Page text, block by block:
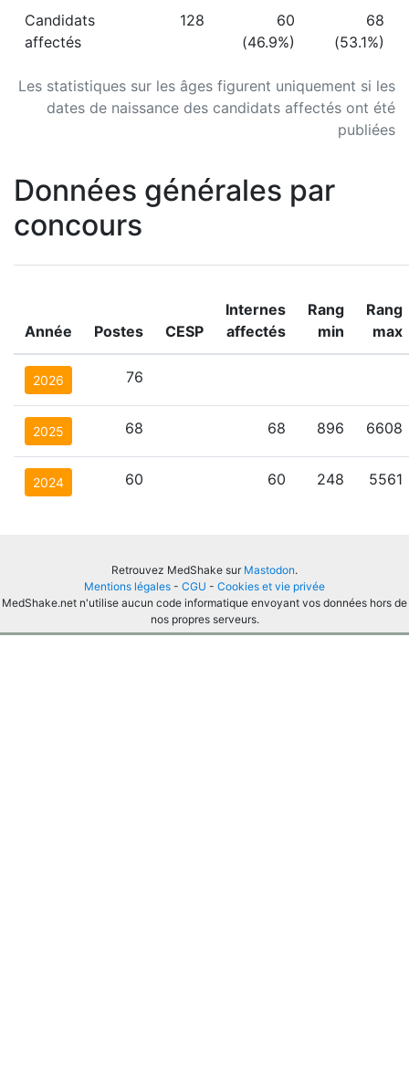
Les statistiques sur les âges figurent uniquement si les
dates de naissance des candidats affectés ont été
publiées
Candidats
affectés
128
60
(46.9%)
68
(53.1%)
Données générales par
concours
Année Postes CESP
Internes
affectés
Rang
min
Rang
max
2026 76
2025 68 68 896 6608
2024 60 60 248 5561
Retrouvez MedShake sur Mastodon.
Mentions légales - CGU - Cookies et vie privée
MedShake.net n'utilise aucun code informatique envoyant vos données hors de
nos propres serveurs.